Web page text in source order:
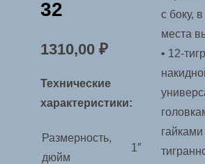
32
1310,00 ₽
Технические
характеристики:
Размерность,
дюйм
1″
с боку,
места
• 12-
гайками